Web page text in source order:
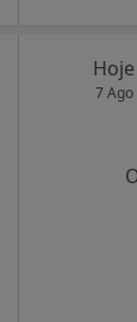
Hoje
7 Ago